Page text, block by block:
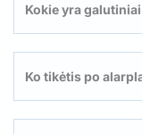
Kokie yra
Ko tikėtis po